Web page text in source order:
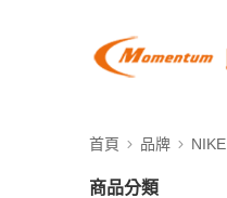
首頁 品牌 NIKE
商品分類